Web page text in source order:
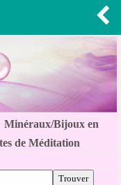
Minéraux/Bijoux en
de Méditation